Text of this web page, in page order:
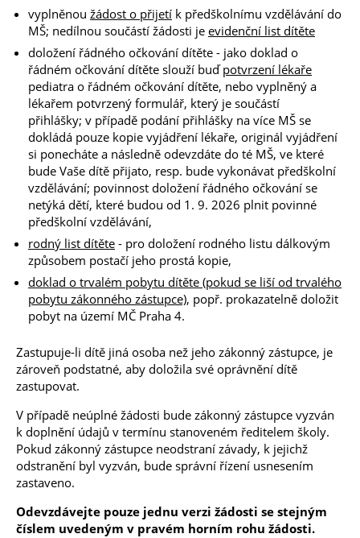
vyplněnou žádost o přijetí k předškolnímu vzdělávání do
MŠ; nedílnou součástí žádosti je evidenční list dítěte
doložení řádného očkování dítěte - jako doklad o
řádném očkování dítěte slouží buďpotvrzení lékaře
pediatra o řádném očkování dítěte, nebo vyplněný a
lékařem potvrzený formulář, který je součástí
přihlášky; v případě podání přihlášky na více MŠ se
dokládá pouze kopie vyjádření lékaře, originál vyjádření
si ponecháte a následně odevzdáte do té MŠ, ve které
bude Vaše dítě přijato, resp. bude vykonávat předškolní
vzdělávání; povinnost doložení řádného očkování se
netýká dětí, které budou od 1. 9. 2026 plnit povinné
předškolní vzdělávání,
rodný list dítěte - pro doložení rodného listu dálkovým
způsobem postačí jeho prostá kopie,
doklad o trvalém pobytu dítěte (pokud se liší od trvalého
pobytu zákonného zástupce), popř. prokazatelně doložit
pobyt na území MČ Praha 4.
Zastupuje-li dítě jiná osoba než jeho zákonný zástupce, je
zároveň podstatné, aby doložila své oprávnění dítě
zastupovat.
V případě neúplné žádosti bude zákonný zástupce vyzván
k doplnění údajů v termínu stanoveném ředitelem školy.
Pokud zákonný zástupce neodstraní závady, k jejichž
odstranění byl vyzván, bude správní řízení usnesením
zastaveno.
Odevzdávejte pouze jednu verzi žádosti se stejným
číslem uvedeným v pravém horním rohu žádosti.